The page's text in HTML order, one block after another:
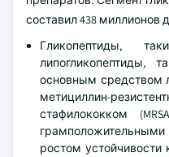
составил 438 миллионов
Гликопептиды,
липогликопептиды,
основным средством
метициллин-
стафилококком
грамположительными
ростом